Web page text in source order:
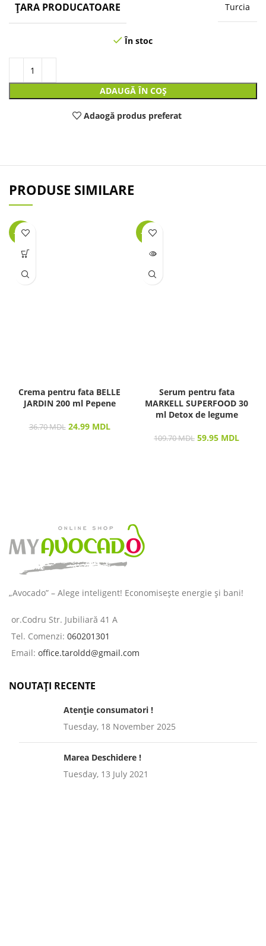
ȚARA PRODUCATOARE Turcia
În stoc
ADAUGĂ ÎN COȘ
Adaogă produs preferat
PRODUSE SIMILARE
-32%
Crema pentru fata BELLE
JARDIN 200 ml Pepene
36.70MDL 24.99 MDL
-45%
LIPSĂ
Serum pentru fata
MARKELL SUPERFOOD 30
ml Detox de legume
109.70MDL 59.95 MDL
„Avocado” – Alege inteligent! Economisește energie și bani!
or.Codru Str. Jubiliară 41 A
Tel. Comenzi: 060201301
Email: office.taroldd@gmail.com
NOUTAȚI RECENTE
Atenție consumatori !
Tuesday, 18 November 2025
Marea Deschidere !
Tuesday, 13 July 2021